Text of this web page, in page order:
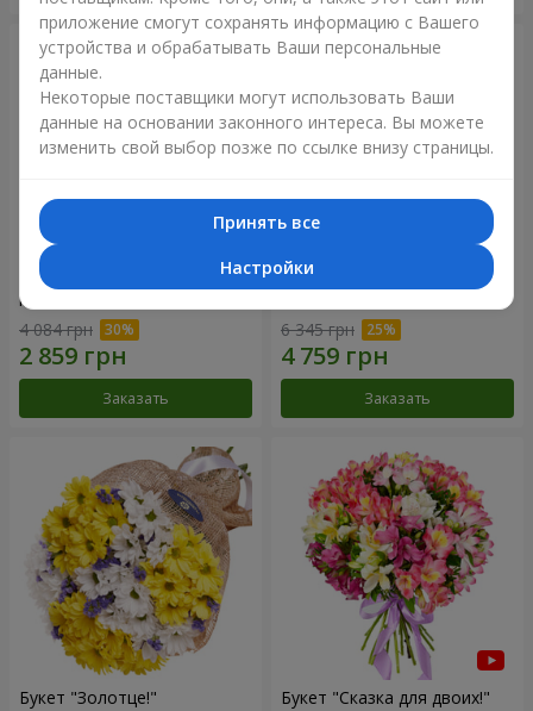
Цветы в коробке "25
красных роз!"
4 084 грн
Заказать
Композиция в коробке
6 345 грн
Заказать
Букет "Золотце!" Букет "Сказка для двоих!"
приложение смогут сохранять информацию с Вашего
устройства и обрабатывать Ваши персональные
данные.
Некоторые поставщики могут использовать Ваши
данные на основании законного интереса. Вы можете
изменить свой выбор позже по ссылке внизу страницы.
Принять все
Настройки